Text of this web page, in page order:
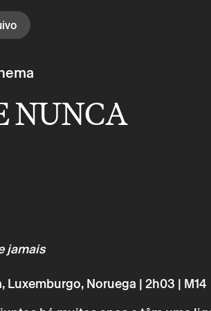
NUNCA
jamais
Luxemburgo, Noruega | 2h03 | M14